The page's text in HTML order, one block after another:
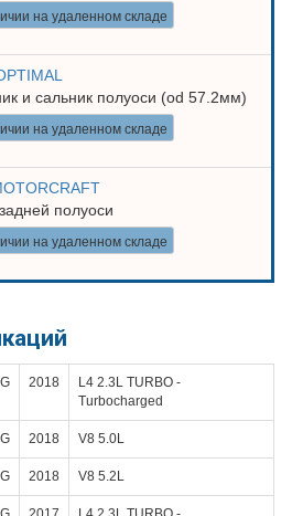
на удаленном складе
и сальник полуоси (od 57.2мм)
на удаленном складе
полуоси
на удаленном складе
2018
L4 2.3L TURBO -
Turbocharged
2018 V8 5.0L
2018 V8 5.2L